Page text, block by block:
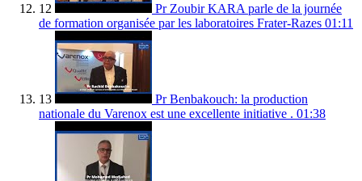
12
Pr Zoubir KARA parle de la journée
de formation organisée par les laboratoires Frater-Razes 01:11
13
Pr Benbakouch: la production
nationale du Varenox est une excellente initiative . 01:38